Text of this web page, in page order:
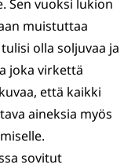
Sen vuoksi lukion
muistuttaa
olla soljuvaa ja
joka virkettä
että kaikki
aineksia myös
sovitut